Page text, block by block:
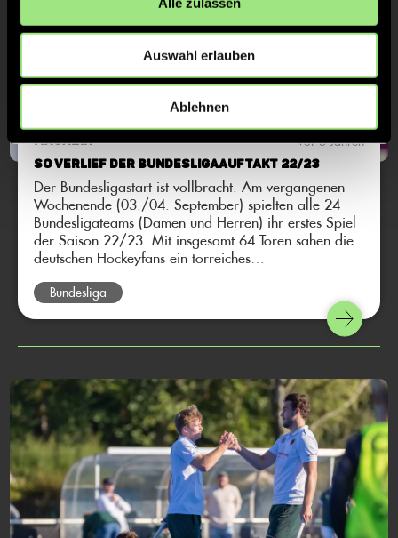
Auswahl erlauben
Ablehnen
MAGAZIN Vor 3 Jahren
So verlief der Bundesligaauftakt 22/23
Der Bundesligastart ist vollbracht. Am vergangenen
Wochenende (03./04. September) spielten alle 24
Bundesligateams (Damen und Herren) ihr erstes Spiel
der Saison 22/23. Mit insgesamt 64 Toren sahen die
deutschen Hockeyfans ein torreiches
Bundesliga